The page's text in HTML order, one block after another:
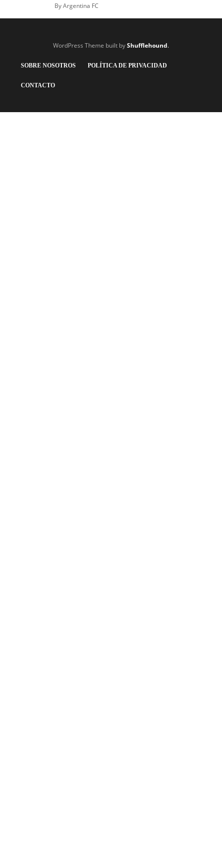
ByArgentina FC
WordPress Theme built byShufflehound.
SOBRE NOSOTROS POLÍTICA DE PRIVACIDAD
CONTACTO